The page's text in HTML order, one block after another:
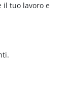
il tuo lavoro e